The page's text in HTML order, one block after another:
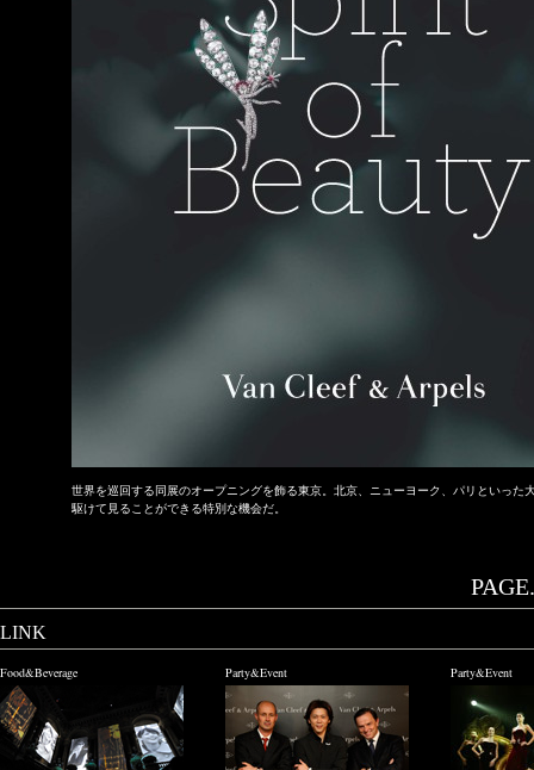
世界を巡回する同展のオープニングを飾る東京。北京、ニューヨーク、パリといった
駆けて見ることができる特別な機会だ。
LINK
Food&Beverage Party&Event Party&Event